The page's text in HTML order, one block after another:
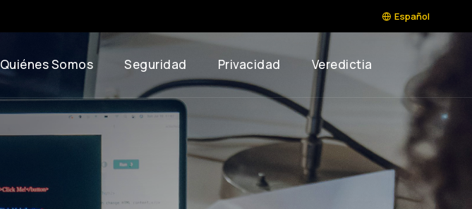
Español
Quiénes Somos Seguridad Privacidad Veredictia